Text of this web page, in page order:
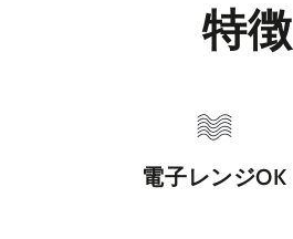
特徴
電子レンジOK